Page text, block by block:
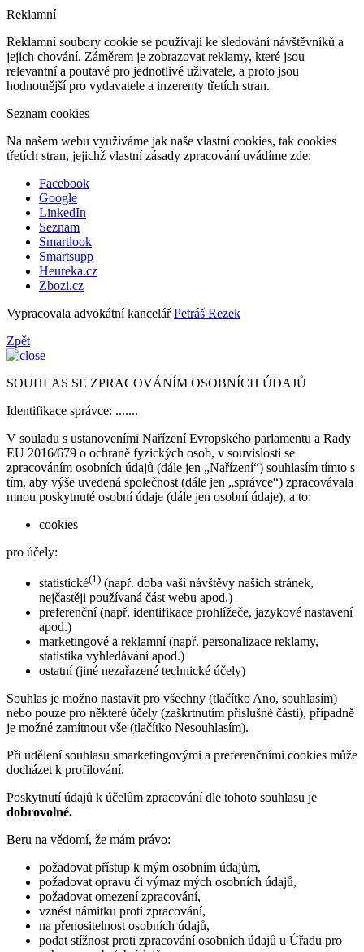
Reklamní
Reklamní soubory cookie se používají ke sledování návštěvníků a
jejich chování. Záměrem je zobrazovat reklamy, které jsou
relevantní a poutavé pro jednotlivé uživatele, a proto jsou
hodnotnější pro vydavatele a inzerenty třetích stran.
Seznam cookies
Na našem webu využíváme jak naše vlastní cookies, tak cookies
třetích stran, jejichž vlastní zásady zpracování uvádíme zde:
Facebook
Google
LinkedIn
Seznam
Smartlook
Smartsupp
Heureka.cz
Zbozi.cz
Vypracovala advokátní kancelářPetráš Rezek
Zpět
SOUHLAS SE ZPRACOVÁNÍM OSOBNÍCH ÚDAJŮ
Identifikace správce: .......
V souladu s ustanoveními Nařízení Evropského parlamentu a Rady
EU 2016/679 o ochraně fyzických osob, v souvislosti se
zpracováním osobních údajů (dále jen „Nařízení“) souhlasím tímto s
tím, aby výše uvedená společnost (dále jen „správce“) zpracovávala
mnou poskytnuté osobní údaje (dále jen osobní údaje), a to:
cookies
pro účely:
statistické(1) (např. doba vaší návštěvy našich stránek,
nejčastěji používaná část webu apod.)
preferenční (např. identifikace prohlížeče, jazykové nastavení
apod.)
marketingové a reklamní (např. personalizace reklamy,
statistika vyhledávání apod.)
ostatní (jiné nezařazené technické účely)
Souhlas je možno nastavit pro všechny (tlačítko Ano, souhlasím)
nebo pouze pro některé účely (zaškrtnutím příslušné části), případně
je možné zamítnout vše (tlačítko Nesouhlasím).
Při udělení souhlasu smarketingovými a preferenčními cookies může
docházet k profilování.
Poskytnutí údajů k účelům zpracování dle tohoto souhlasu je
dobrovolné.
Beru na vědomí, že mám právo:
požadovat přístup k mým osobním údajům,
požadovat opravu či výmaz mých osobních údajů,
požadovat omezení zpracování,
vznést námitku proti zpracování,
na přenositelnost osobních údajů,
podat stížnost proti zpracování osobních údajů u Úřadu pro